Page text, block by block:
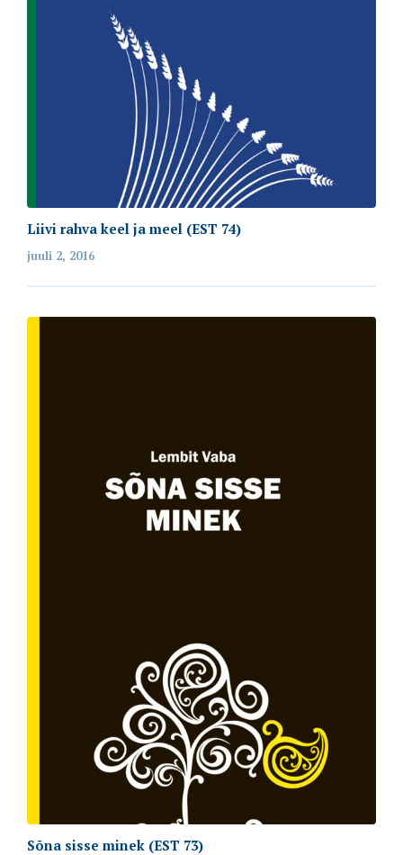
Liivi rahva keel ja meel (EST 74)
juuli 2, 2016
Sõna sisse minek (EST 73)